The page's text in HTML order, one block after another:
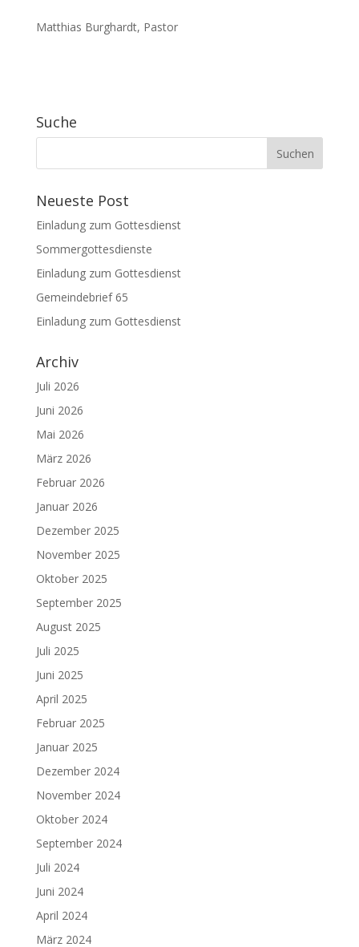
Matthias Burghardt, Pastor
Suche
Neueste Post
Einladung zum Gottesdienst
Sommergottesdienste
Einladung zum Gottesdienst
Gemeindebrief 65
Einladung zum Gottesdienst
Archiv
Juli 2026
Juni 2026
Mai 2026
März 2026
Februar 2026
Januar 2026
Dezember 2025
November 2025
Oktober 2025
September 2025
August 2025
Juli 2025
Juni 2025
April 2025
Februar 2025
Januar 2025
Dezember 2024
November 2024
Oktober 2024
September 2024
Juli 2024
Juni 2024
April 2024
März 2024